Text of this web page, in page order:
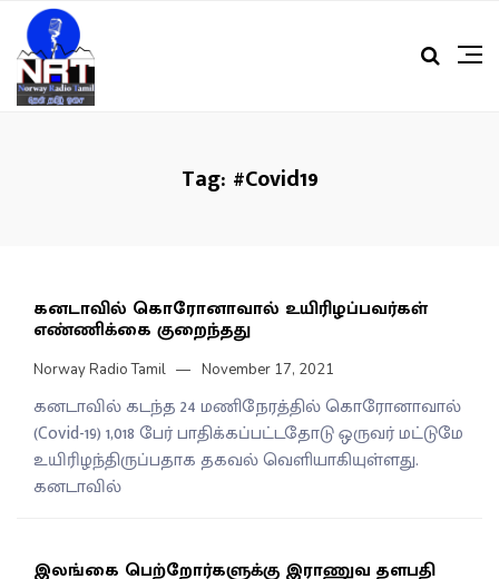
Tag: #Covid19
கனடாவில் கொரோனாவால் உயிரிழப்பவர்கள்
எண்ணிக்கை குறைந்தது
Norway Radio Tamil November 17, 2021
கனடாவில் கடந்த 24 மணிநேரத்தில் கொரோனாவால்
(Covid-19) 1,018 பேர் பாதிக்கப்பட்டதோடு ஒருவர் மட்டுமே
உயிரிழந்திருப்பதாக தகவல் வெளியாகியுள்ளது.
கனடாவில்
இலங்கை பெற்றோர்களுக்கு இராணுவ தளபதி